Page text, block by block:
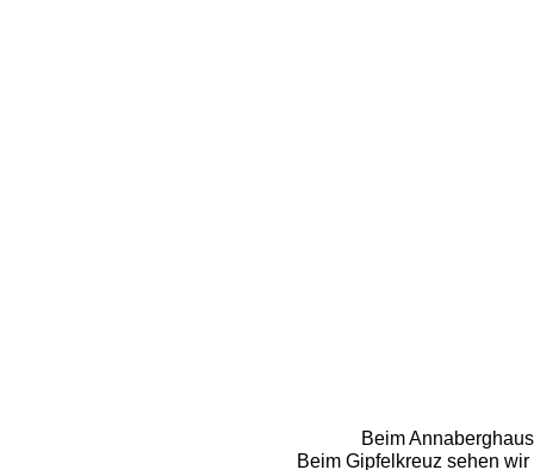
Beim
Beim Gipfelkreuz sehen